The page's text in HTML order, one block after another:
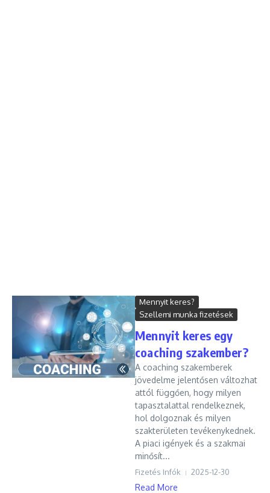
Mennyit keres?
Szellemi munka fizetések
Mennyit keres egy
coaching szakember?
A coaching szakemberek
jövedelme jelentősen változhat
attól függően, hogy milyen
tapasztalattal rendelkeznek,
hol dolgoznak és milyen
szakterületen tevékenykednek.
A piaci igények és a szakmai
minősít...
Fizetés Infók 2025-12-30
Read More